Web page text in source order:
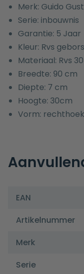
Merk: Guido
Serie: inbouwnis
Garantie: 5 Jaar
Kleur: Rvs
Materiaal: Rvs
Breedte: 90 cm
Diepte: 7 cm
Hoogte: 30cm
Vorm: rechthoek
EAN
Artikelnummer
Merk
Serie